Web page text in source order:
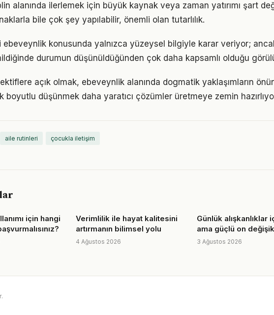
alanında ilerlemek için büyük kaynak veya zaman yatırımı şart
bile çok şey yapılabilir, önemli olan tutarlılık.
ebeveynlik konusunda yalnızca yüzeysel bilgiyle karar veriyor;
durumun düşünüldüğünden çok daha kapsamlı olduğu
açık olmak, ebeveynlik alanında dogmatik yaklaşımların
boyutlu düşünmek daha yaratıcı çözümler üretmeye zemin
aile rutinleri çocukla iletişim
için hangi
Verimlilik ile hayat kalitesini
artırmanın bilimsel yolu
4 Ağustos 2026
Günlük alışkanlıklar
ama güçlü on
3 Ağustos 2026